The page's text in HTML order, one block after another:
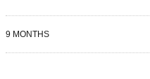
9 MONTHS